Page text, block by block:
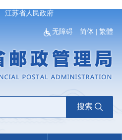
江苏省人民政府
无障碍 简体 |繁體
搜索